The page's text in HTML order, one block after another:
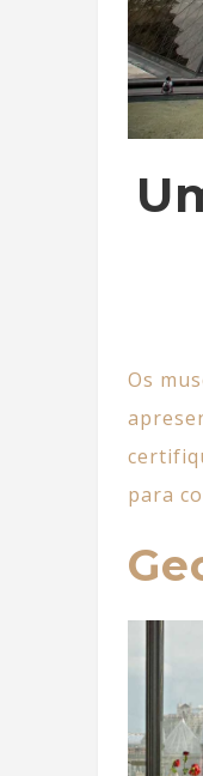
Os
para